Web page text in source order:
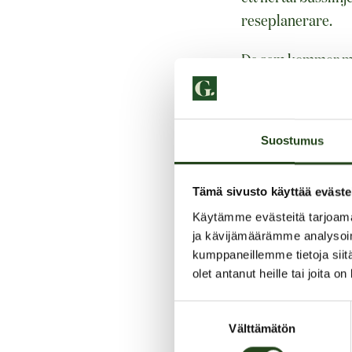
Suostumus
Tämä sivusto käyttää
Käytämme evästeitä
ja kävijämäärämme
kumppaneillemme tietoja
olet antanut heille tai joita
Välttämätön
reseplanerare.
De som kommer
parkeringsskiva
startar
När du kör ut
Vid användning
Om du inte kom